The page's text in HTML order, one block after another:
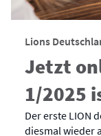
Lions
Jetzt
1/2025
Der erste LION
diesmal wieder